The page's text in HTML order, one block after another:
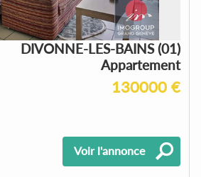
DIVONNE-LES-BAINS (01)
Appartement
130000 €
Voir l'annonce